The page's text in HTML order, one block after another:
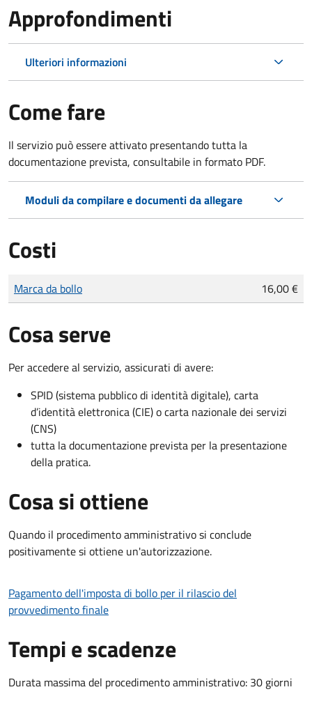
Approfondimenti
Ulteriori informazioni
Come fare
Il servizio può essere attivato presentando tutta la
documentazione prevista, consultabile in formato PDF.
Moduli da compilare e documenti da allegare
Costi
Tipo di pagamento
Importo
Marca da bollo 16,00 €
Cosa serve
Per accedere al servizio, assicurati di avere:
SPID (sistema pubblico di identità digitale), carta
d’identità elettronica (CIE) o carta nazionale dei servizi
(CNS)
tutta la documentazione prevista per la presentazione
della pratica.
Cosa si ottiene
Quando il procedimento amministrativo si conclude
positivamente si ottiene un'autorizzazione.
Pagamento dell'imposta di bollo per il rilascio del
provvedimento finale
Tempi e scadenze
Durata massima del procedimento amministrativo: 30 giorni